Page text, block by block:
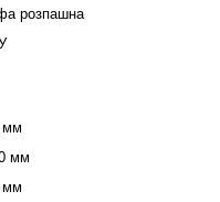
47-50
Меблі.
і
розпашна
мм
мм
мм